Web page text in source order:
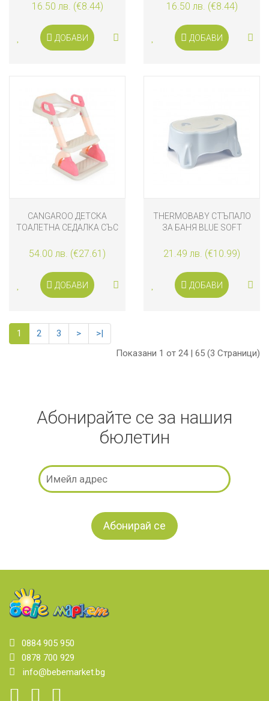
16.50 лв. (€8.44)
ДОБАВИ
16.50 лв. (€8.44)
ДОБАВИ
CANGAROO ДЕТСКА
ТОАЛЕТНА СЕДАЛКА СЪС
РОЗОВА
54.00 лв. (€27.61)
ДОБАВИ
THERMOBABY СТЪПАЛО
ЗА БАНЯ BLUE SOFT
21.49 лв. (€10.99)
ДОБАВИ
1 2 3 >
>|
Показани 1 от 24 | 65 (3 Страници)
Абонирайте се за нашия
бюлетин
0884 905 950
0878 700 929
info@bebemarket.bg